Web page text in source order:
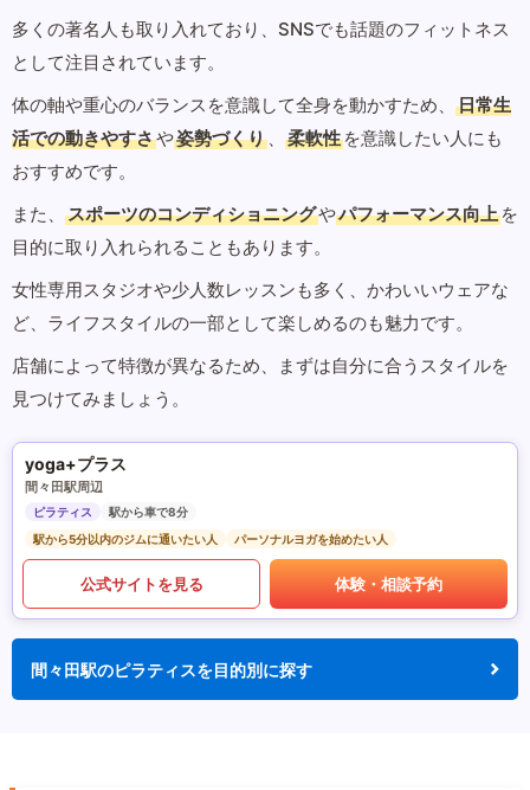
多くの著名人も取り入れており、SNSでも話題のフィットネス
として注目されています。
体の軸や重心のバランスを意識して全身を動かすため、
日常生
活での動きやすさや姿勢づくり 、 柔軟性 を意識したい人にも
おすすめです。
また、
スポーツのコンディショニングやパフォーマンス向上 を
目的に取り入れられることもあります。
女性専用スタジオや少人数レッスンも多く、かわいいウェアな
ど、ライフスタイルの一部として楽しめるのも魅力です。
店舗によって特徴が異なるため、まずは自分に合うスタイルを
見つけてみましょう。
yoga+プラス
間々田駅周辺
ピラティス
駅から車で8分
駅から5分以内のジムに通いたい人
パーソナルヨガを始めたい人
公式サイトを見る 体験・相談予約
間々田駅のピラティスを目的別に探す